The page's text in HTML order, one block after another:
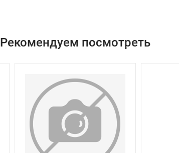
Рекомендуем посмотреть